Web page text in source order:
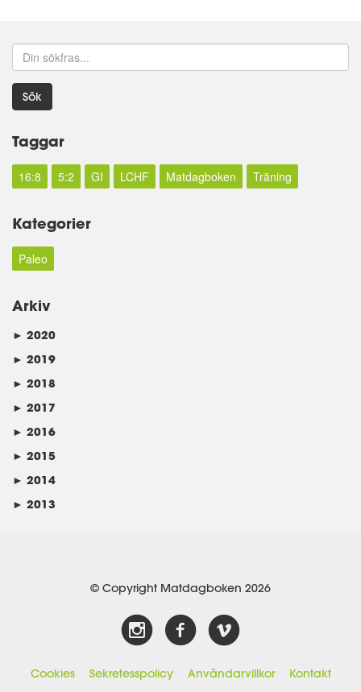
Sök
Taggar
16:8 5:2 GI LCHF Matdagboken Träning
Kategorier
Paleo
Arkiv
► 2020
► 2019
► 2018
► 2017
► 2016
► 2015
► 2014
► 2013
© Copyright Matdagboken 2026
Cookies Sekretesspolicy Användarvillkor Kontakt